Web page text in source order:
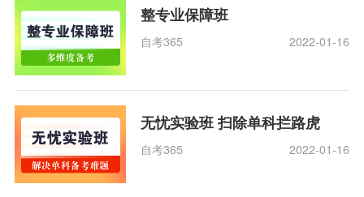
整专业保障班
自考365 2022-01-16
无忧实验班 扫除单科拦路虎
自考365 2022-01-16